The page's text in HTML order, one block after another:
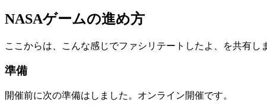
NASAゲームの進め方
ここからは、こんな感じでファシリテートしたよ、を共有し
準備
開催前に次の準備はしました。オンライン開催です。